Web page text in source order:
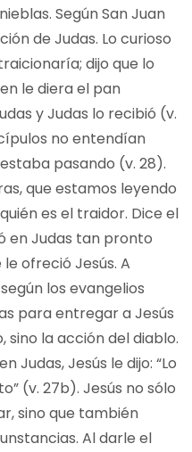
Según San Juan
de Judas. Lo curioso
dijo que lo
le diera el pan
y Judas lo recibió (v.
no entendían
pasando (v. 28).
que estamos leyendo
es el traidor. Dice el
en Judas tan pronto
ofreció Jesús. A
los evangelios
para entregar a Jesús
sino la acción del diablo.
Judas, Jesús le dijo: “Lo
(v. 27b). Jesús no sólo
sino que también
Al darle el